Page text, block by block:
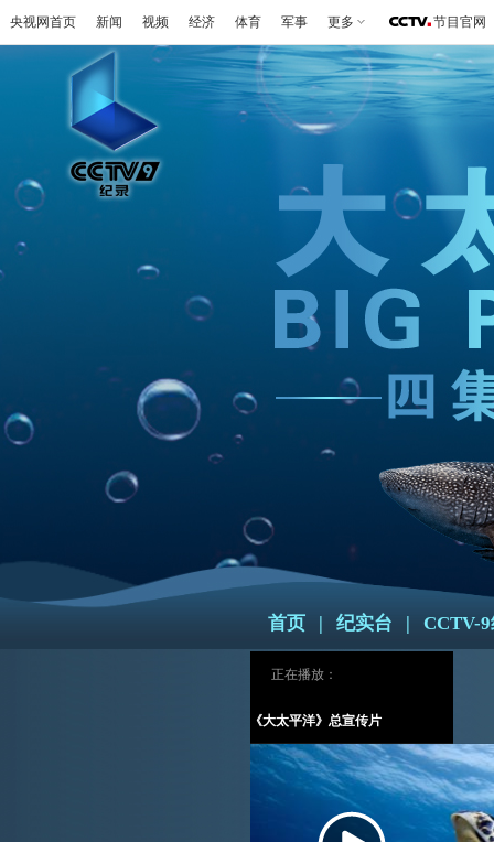
央视网首页 新闻 视频 经济 体育 军事 更多 节目官网
首页 | 纪实台 | CCTV-
正在播放：
《大太平洋》总宣传片